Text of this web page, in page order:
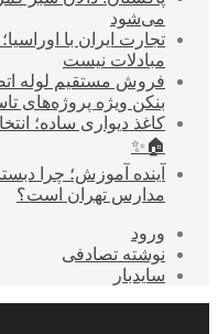
می‌شود
تجارت ایران با
مبادلات نیست
فروش مستقیم لوله
بنکن ویژه پروژه‌های
کاغذ دیواری ساده؛
🏠✨
آینده آموزش؛ چرا
مدارس تهران است؟
ورود
نوشته تصادفی
سایدبار